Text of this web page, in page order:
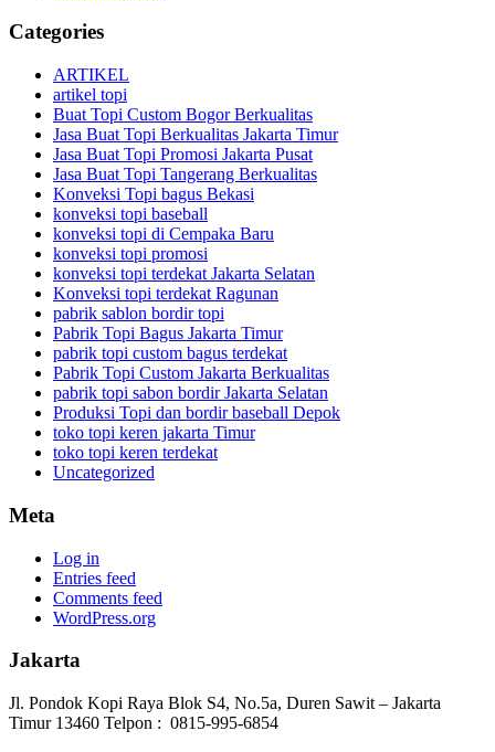
Categories
ARTIKEL
artikel topi
Buat Topi Custom Bogor Berkualitas
Jasa Buat Topi Berkualitas Jakarta Timur
Jasa Buat Topi Promosi Jakarta Pusat
Jasa Buat Topi Tangerang Berkualitas
Konveksi Topi bagus Bekasi
konveksi topi baseball
konveksi topi di Cempaka Baru
konveksi topi promosi
konveksi topi terdekat Jakarta Selatan
Konveksi topi terdekat Ragunan
pabrik sablon bordir topi
Pabrik Topi Bagus Jakarta Timur
pabrik topi custom bagus terdekat
Pabrik Topi Custom Jakarta Berkualitas
pabrik topi sabon bordir Jakarta Selatan
Produksi Topi dan bordir baseball Depok
toko topi keren jakarta Timur
toko topi keren terdekat
Uncategorized
Meta
Log in
Entries feed
Comments feed
WordPress.org
Jakarta
Jl. Pondok Kopi Raya Blok S4, No.5a, Duren Sawit – Jakarta
Timur 13460 Telpon : 0815-995-6854